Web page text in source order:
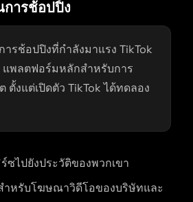
การช้อปปิ้ง
ารช้อปปิงที่กำลังมาแรง TikTok
แพลตฟอร์มหลักสำหรับการ
ตั้งแต่เปิดตัว TikTok ได้ทดลอง
ซไปยังประวัติของพวกเขา
ำหรับโฆษณาวิดีโอของบริษัทและ